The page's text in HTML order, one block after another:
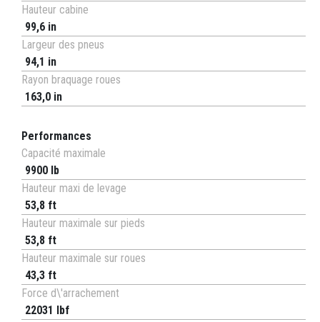
Hauteur cabine
99,6 in
Largeur des pneus
94,1 in
Rayon braquage roues
163,0 in
Performances
Capacité maximale
9900 lb
Hauteur maxi de levage
53,8 ft
Hauteur maximale sur pieds
53,8 ft
Hauteur maximale sur roues
43,3 ft
Force d\'arrachement
22031 lbf